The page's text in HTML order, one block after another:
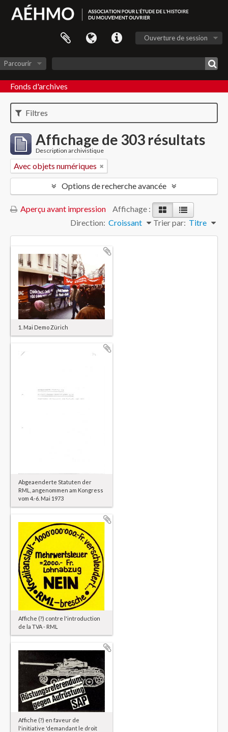
Ouverture de session
Parcourir
Fonds d'archives
Filtres
Affichage de 303 résultats
Description archivistique
Avec objets numériques
Options de recherche avancée
Aperçu avant impression
Affichage :
Trier par: Titre
Direction: Croissant
1. Mai Demo Zürich
Abgeaenderte Statuten der
RML, angenommen am Kongress
vom 4.-6. Mai 1973
Affiche (?) contre l'introduction
de la TVA - RML
Affiche (?) en faveur de
l'initiative 'demandant le droit